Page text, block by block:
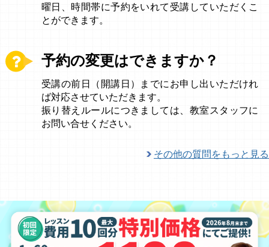
曜日、時間帯に予約をいれて受講していただくこ
とができます。
予約の変更はできますか？
受講の前日（開講日）までにお申し出いただけれ
ば対応させていただきます。
振り替えルールにつきましては、教室スタッフに
お問い合せください。
その他の質問をもっと見る